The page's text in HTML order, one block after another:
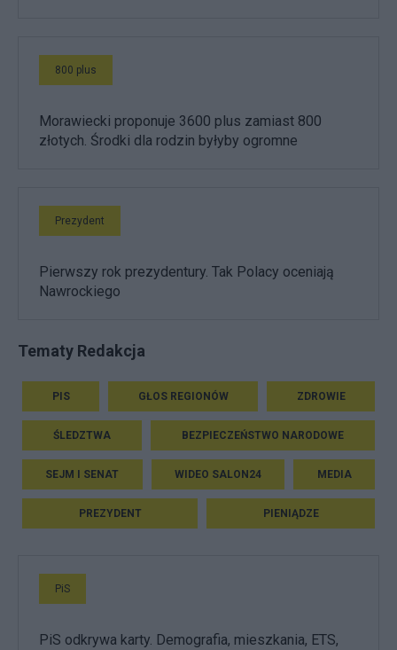
800 plus
Morawiecki proponuje 3600 plus zamiast 800
złotych. Środki dla rodzin byłyby ogromne
Prezydent
Pierwszy rok prezydentury. Tak Polacy oceniają
Nawrockiego
Tematy Redakcja
PIS GŁOS REGIONÓW ZDROWIE
ŚLEDZTWA BEZPIECZEŃSTWO NARODOWE
SEJM I SENAT WIDEO SALON24 MEDIA
PREZYDENT PIENIĄDZE
PiS
PiS odkrywa karty. Demografia, mieszkania, ETS,